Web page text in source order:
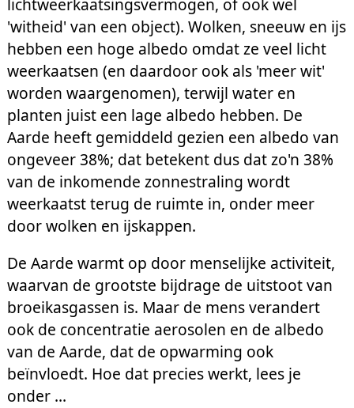
lichtweerkaatsingsvermogen, of ook wel
'witheid' van een object). Wolken, sneeuw en ijs
hebben een hoge albedo omdat ze veel licht
weerkaatsen (en daardoor ook als 'meer wit'
worden waargenomen), terwijl water en
planten juist een lage albedo hebben. De
Aarde heeft gemiddeld gezien een albedo van
ongeveer 38%; dat betekent dus dat zo'n 38%
van de inkomende zonnestraling wordt
weerkaatst terug de ruimte in, onder meer
door wolken en ijskappen.
De Aarde warmt op door menselijke activiteit,
waarvan de grootste bijdrage de uitstoot van
broeikasgassen is. Maar de mens verandert
ook de concentratie aerosolen en de albedo
van de Aarde, dat de opwarming ook
beïnvloedt. Hoe dat precies werkt, lees je
onder ...